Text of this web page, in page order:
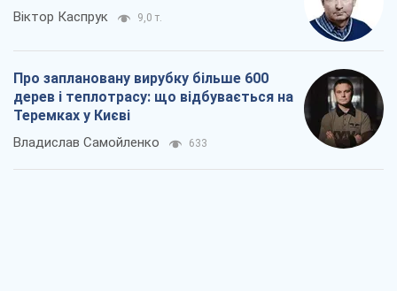
Віктор Каспрук 9,0 т.
Про заплановану вирубку більше 600
дерев і теплотрасу: що відбувається на
Теремках у Києві
Владислав Самойленко 633